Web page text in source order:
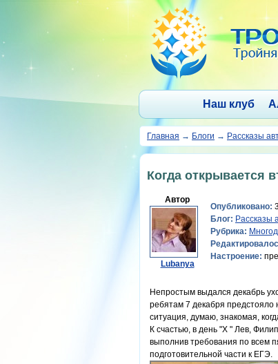
Наш клуб
Главная → Блоги → Рассказы
Когда открывается
Автор
Lubanya
Опубликовано:
Блог: Рассказы
Рубрика:
Настроение:
Непростым выдался декабрь
ребятам 7 декабря предстояло
ситуация, думаю, знакомая,
К счастью, в день "Х " Лев,
выполнив требования по всем
подготовительной части к ЕГЭ.